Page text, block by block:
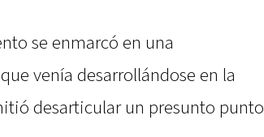
se enmarcó en una
venía desarrollándose en la
desarticular un presunto punto